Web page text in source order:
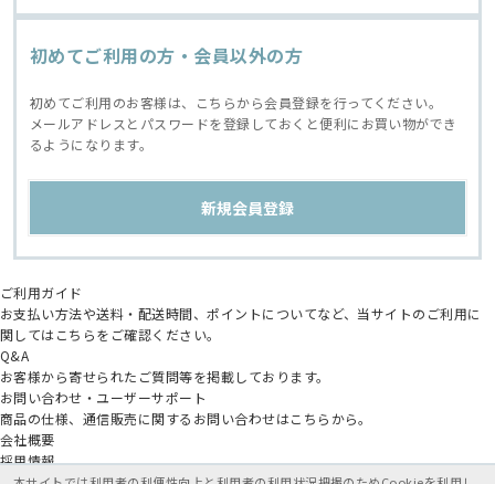
初めてご利用の方・会員以外の方
初めてご利用のお客様は、こちらから会員登録を行ってください。
メールアドレスとパスワードを登録しておくと便利にお買い物ができ
るようになります。
ご利用ガイド
お支払い方法や送料・配送時間、ポイントについてなど、当サイトのご利用に
関してはこちらをご確認ください。
Q&A
お客様から寄せられたご質問等を掲載しております。
お問い合わせ・ユーザーサポート
商品の仕様、通信販売に関するお問い合わせはこちらから。
会社概要
採用情報